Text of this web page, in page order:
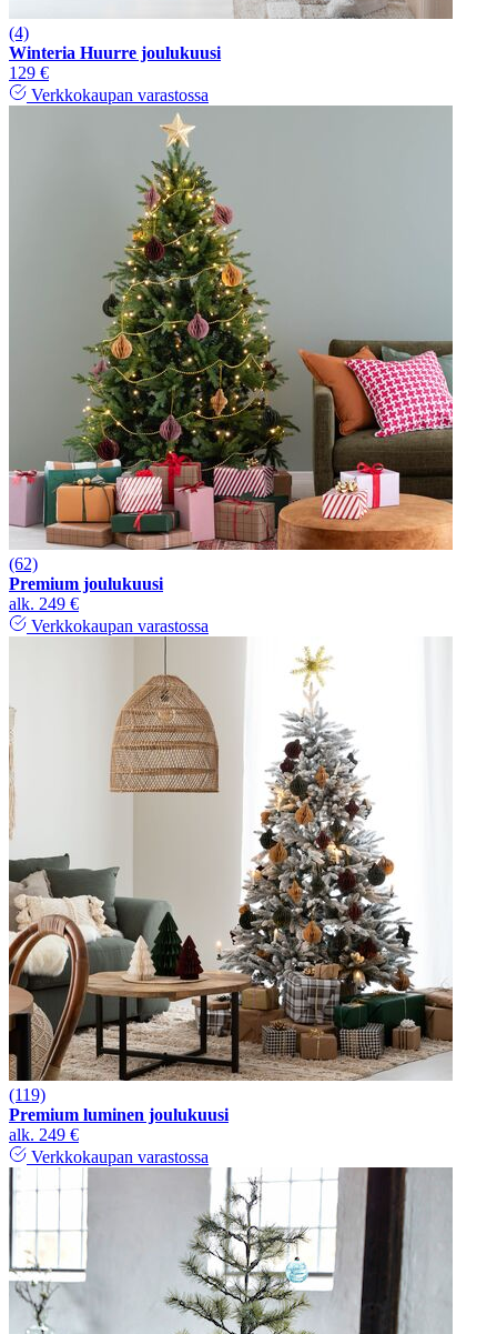
(4)
Winteria Huurre joulukuusi
129 €
Verkkokaupan varastossa
(62)
Premium joulukuusi
alk. 249 €
Verkkokaupan varastossa
(119)
Premium luminen joulukuusi
alk. 249 €
Verkkokaupan varastossa